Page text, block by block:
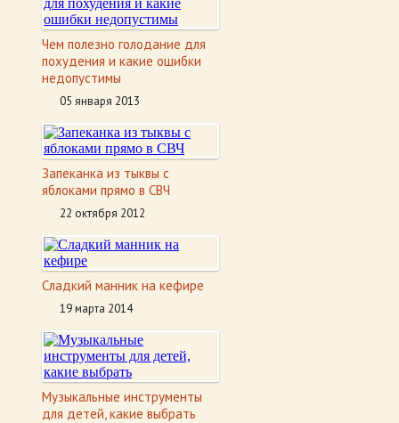
Чем полезно голодание для
похудения и какие ошибки
недопустимы
05 января 2013
Запеканка из тыквы с
яблоками прямо в СВЧ
22 октября 2012
Сладкий манник на кефире
19 марта 2014
Музыкальные инструменты
для детей, какие выбрать